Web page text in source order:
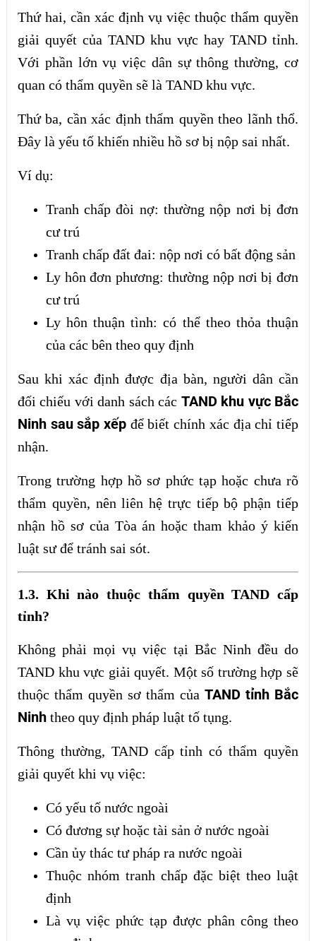
Thứ hai, cần xác định vụ việc thuộc thẩm quyền
giải quyết của TAND khu vực hay TAND tỉnh.
Với phần lớn vụ việc dân sự thông thường, cơ
quan có thẩm quyền sẽ là TAND khu vực.
Thứ ba, cần xác định thẩm quyền theo lãnh thổ.
Đây là yếu tố khiến nhiều hồ sơ bị nộp sai nhất.
Ví dụ:
Tranh chấp đòi nợ: thường nộp nơi bị đơn
cư trú
Tranh chấp đất đai: nộp nơi có bất động sản
Ly hôn đơn phương: thường nộp nơi bị đơn
cư trú
Ly hôn thuận tình: có thể theo thỏa thuận
của các bên theo quy định
Sau khi xác định được địa bàn, người dân cần
đối chiếu với danh sách các TAND khu vực Bắc
Ninh sau sắp xếp để biết chính xác địa chỉ tiếp
nhận.
Trong trường hợp hồ sơ phức tạp hoặc chưa rõ
thẩm quyền, nên liên hệ trực tiếp bộ phận tiếp
nhận hồ sơ của Tòa án hoặc tham khảo ý kiến
luật sư để tránh sai sót.
1.3. Khi nào thuộc thẩm quyền TAND cấp
tỉnh?
Không phải mọi vụ việc tại Bắc Ninh đều do
TAND khu vực giải quyết. Một số trường hợp sẽ
thuộc thẩm quyền sơ thẩm củaTAND tỉnh Bắc
Ninhtheo quy định pháp luật tố tụng.
Thông thường, TAND cấp tỉnh có thẩm quyền
giải quyết khi vụ việc:
Có yếu tố nước ngoài
Có đương sự hoặc tài sản ở nước ngoài
Cần ủy thác tư pháp ra nước ngoài
Thuộc nhóm tranh chấp đặc biệt theo luật
định
Là vụ việc phức tạp được phân công theo